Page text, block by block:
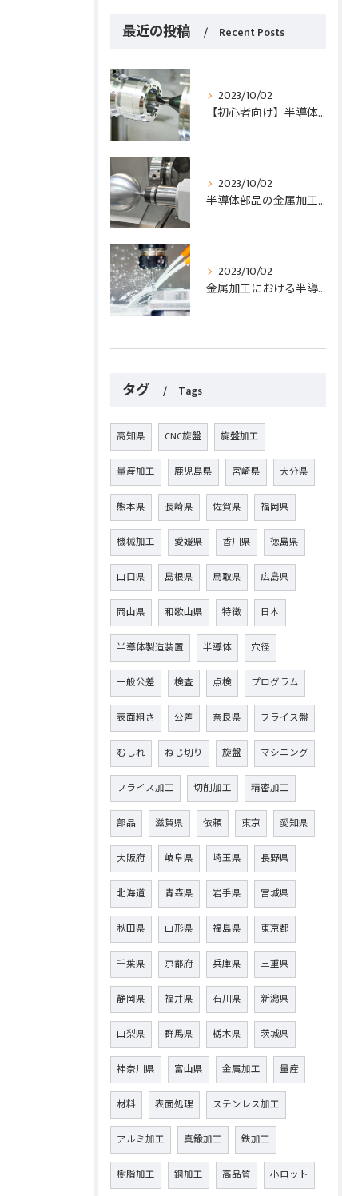
最近の投稿 Recent Posts
2023/10/02
【初心者向け】半導体部品の金属加工入門ガイド！基礎知識から実践まで解説
2023/10/02
半導体部品の金属加工における重要なポイント５つを徹底解説
2023/10/02
金属加工における半導体部品の重要性と効果的な加工方法とは？
タグ Tags
高知県 CNC旋盤 旋盤加工
量産加工 鹿児島県 宮崎県 大分県
熊本県 長崎県 佐賀県 福岡県
機械加工 愛媛県 香川県 徳島県
山口県 島根県 鳥取県 広島県
岡山県 和歌山県 特徴 日本
半導体製造装置 半導体 穴径
一般公差 検査 点検 プログラム
表面粗さ 公差 奈良県 フライス盤
むしれ ねじ切り 旋盤 マシニング
フライス加工 切削加工 精密加工
部品 滋賀県 依頼 東京 愛知県
大阪府 岐阜県 埼玉県 長野県
北海道 青森県 岩手県 宮城県
秋田県 山形県 福島県 東京都
千葉県 京都府 兵庫県 三重県
静岡県 福井県 石川県 新潟県
山梨県 群馬県 栃木県 茨城県
神奈川県 富山県 金属加工 量産
材料 表面処理 ステンレス加工
アルミ加工 真鍮加工 鉄加工
樹脂加工 銅加工 高品質 小ロット